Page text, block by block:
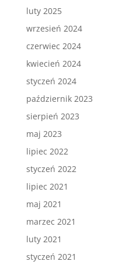
luty 2025
wrzesień 2024
czerwiec 2024
kwiecień 2024
styczeń 2024
październik 2023
sierpień 2023
maj 2023
lipiec 2022
styczeń 2022
lipiec 2021
maj 2021
marzec 2021
luty 2021
styczeń 2021